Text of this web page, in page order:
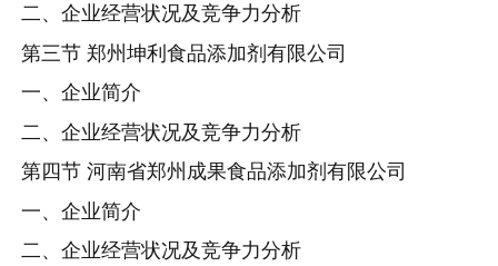
二、企业经营状况及竞争力分析
第三节 郑州坤利食品添加剂有限公司
一、企业简介
二、企业经营状况及竞争力分析
第四节 河南省郑州成果食品添加剂有限公司
一、企业简介
二、企业经营状况及竞争力分析